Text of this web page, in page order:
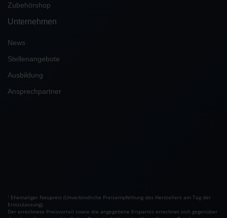
Zubehörshop
Unternehmen
News
Stellenangebote
Ausbildung
Ansprechpartner
1 Ehemaliger Neupreis (Unverbindliche Preisempfehlung des Herstellers am Tag der
Erstzulassung).
Der errechnete Preisvorteil sowie die angegebene Ersparnis errechnet sich gegenüber